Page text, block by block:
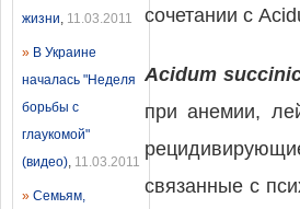
жизни, 11.03.2011
» В Украине
началась "Неделя
борьбы с
глаукомой"
(видео), 11.03.2011
» Семьям,
сочетании с
Acidum
при анемии,
связанные с